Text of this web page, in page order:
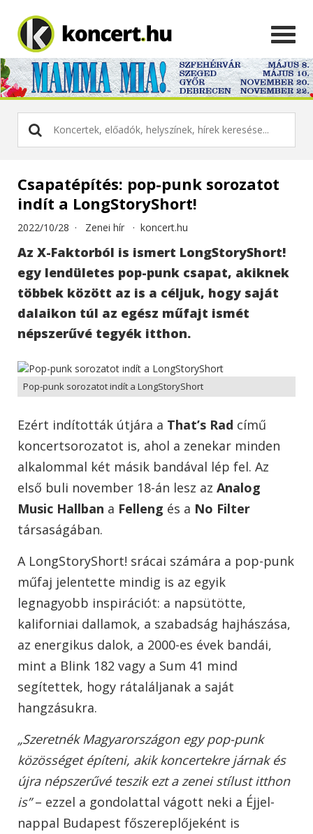
Csapatépítés: pop-punk sorozatot
indít a LongStoryShort!
2022/10/28 · Zenei hír · koncert.hu
Az X-Faktorból is ismert LongStoryShort!
egy lendületes pop-punk csapat, akiknek
többek között az is a céljuk, hogy saját
dalaikon túl az egész műfajt ismét
népszerűvé tegyék itthon.
Pop-punk sorozatot indít a LongStoryShort
Ezért indították útjára a That’s Rad című
koncertsorozatot is, ahol a zenekar minden
alkalommal két másik bandával lép fel. Az
első buli november 18-án lesz az Analog
Music Hallban a Felleng és a No Filter
társaságában.
A LongStoryShort! srácai számára a pop-punk
műfaj jelentette mindig is az egyik
legnagyobb inspirációt: a napsütötte,
kaliforniai dallamok, a szabadság hajhászása,
az energikus dalok, a 2000-es évek bandái,
mint a Blink 182 vagy a Sum 41 mind
segítettek, hogy rátaláljanak a saját
hangzásukra.
„Szeretnék Magyarországon egy pop-punk
közösséget építeni, akik koncertekre járnak és
újra népszerűvé teszik ezt a zenei stílust itthon
is”– ezzel a gondolattal vágott neki a Éjjel-
nappal Budapest főszereplőjeként is